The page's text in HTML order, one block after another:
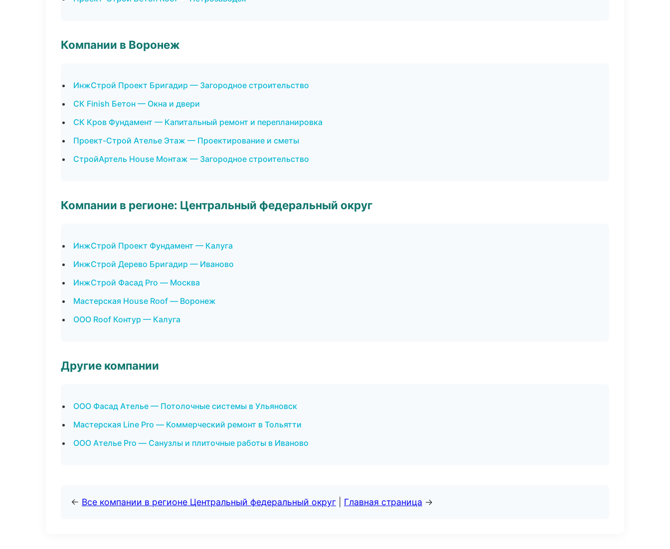
Компании в Воронеж
ИнжСтрой Проект Бригадир — Загородное строительство
СК Finish Бетон — Окна и двери
СК Кров Фундамент — Капитальный ремонт и перепланировка
Проект-Строй Ателье Этаж — Проектирование и сметы
СтройАртель House Монтаж — Загородное строительство
Компании в регионе: Центральный федеральный округ
ИнжСтрой Проект Фундамент — Калуга
ИнжСтрой Дерево Бригадир — Иваново
ИнжСтрой Фасад Pro — Москва
Мастерская House Roof — Воронеж
ООО Roof Контур — Калуга
Другие компании
ООО Фасад Ателье — Потолочные системы в Ульяновск
Мастерская Line Pro — Коммерческий ремонт в Тольятти
ООО Ателье Pro — Санузлы и плиточные работы в Иваново
← Все компании в регионе Центральный федеральный округ Главная страница →